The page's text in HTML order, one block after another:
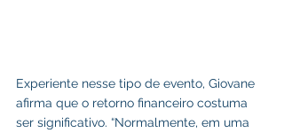
Experiente nesse tipo de evento, Giovane
afirma que o retorno financeiro costuma
ser significativo. “Normalmente, em uma